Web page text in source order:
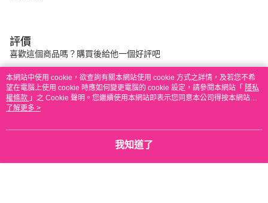
評價
喜歡這個商品嗎？購買後給他一個好評吧
本分類熱銷全站排行
本網站中使用 cookie，欲查詢有關本網站使用 cookie 方式之詳情，及若您不希
望在電腦上使用 cookie 時應如何變更電腦的 cookie 設定，請參閱本網站「 隱私
權條款 」之 Cookie 聲明。您繼續使用本網站即表示您同意本公司得按本網站使
用條款之 Cookie 聲明使用 cookie。
了解更多 >
我知道了